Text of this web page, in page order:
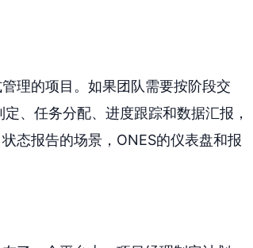
理的项目。如果团队需要按阶段交
、任务分配、进度跟踪和数据汇报，
态报告的场景，ONES的仪表盘和报